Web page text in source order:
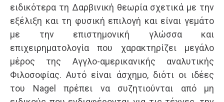
ειδικότερα τη Δαρβινική θεωρία σχετικά με την
εξέλιξη και τη φυσική επιλογή και είναι γεμάτο
με την επιστημονική γλώσσα και
επιχειρηματολογία που χαρακτηρίζει μεγάλο
μέρος της Αγγλο-αμερικανικής αναλυτικής
Φιλοσοφίας. Αυτό είναι άσχημο, διότι οι ιδέες
του Nagel πρέπει να συζητιούνται από μη